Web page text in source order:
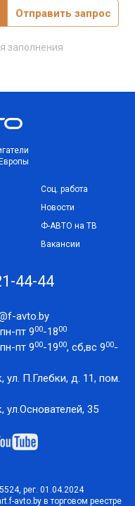
Отправить запрос
заполнения
Соц. работа
Новости
Ф-АВТО на ТВ
Вакансии
44-44
avto.by
пн-пт 900-1800
пн-пт 900-1900, сб,вс 900-
ул. П.Глебки, д. 11, пом.
ул.Основателей, 35
рег. 01.04.2024
avto.by в торговом реестре